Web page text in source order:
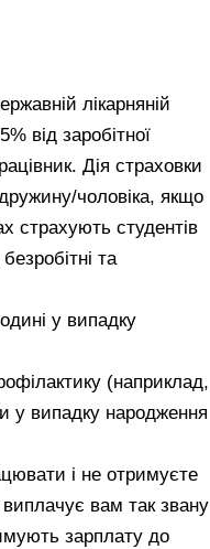
лікарняній
від заробітної
Дія страховки
чоловіка, якщо
страхують студентів
та
у випадку
(наприклад,
у випадку народження
і не отримуєте
вам так звану
зарплату до